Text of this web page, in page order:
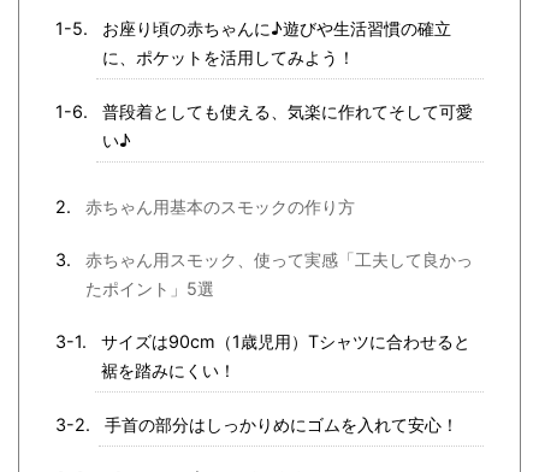
お座り頃の赤ちゃんに♪遊びや生活習慣の確立
に、ポケットを活用してみよう！
普段着としても使える、気楽に作れてそして可愛
い♪
赤ちゃん用基本のスモックの作り方
赤ちゃん用スモック、使って実感「工夫して良かっ
たポイント」5選
サイズは90cm（1歳児用）Tシャツに合わせると
裾を踏みにくい！
手首の部分はしっかりめにゴムを入れて安心！